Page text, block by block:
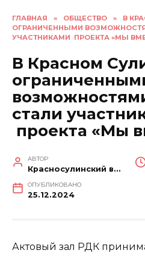
ГЛАВНАЯ » ОБЩЕСТВО »
В
ОГРАНИЧЕННЫМИ
УЧАСТНИКАМИ ПРОЕКТА «МЫ
В Красном
стали
проекта «Мы
АВТОР
Красносулинский вестник
ОПУБЛИКОВАНО
25.12.2024
Актовый зал РДК